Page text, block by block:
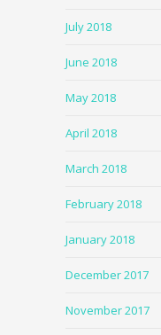
July 2018
June 2018
May 2018
April 2018
March 2018
February 2018
January 2018
December 2017
November 2017